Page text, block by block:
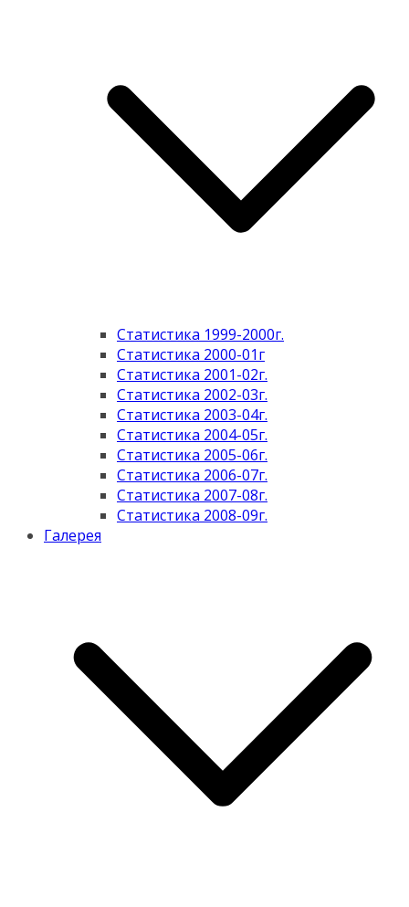
Статистика 1999-2000г.
Статистика 2000-01г
Статистика 2001-02г.
Статистика 2002-03г.
Статистика 2003-04г.
Статистика 2004-05г.
Статистика 2005-06г.
Статистика 2006-07г.
Статистика 2007-08г.
Статистика 2008-09г.
Галерея